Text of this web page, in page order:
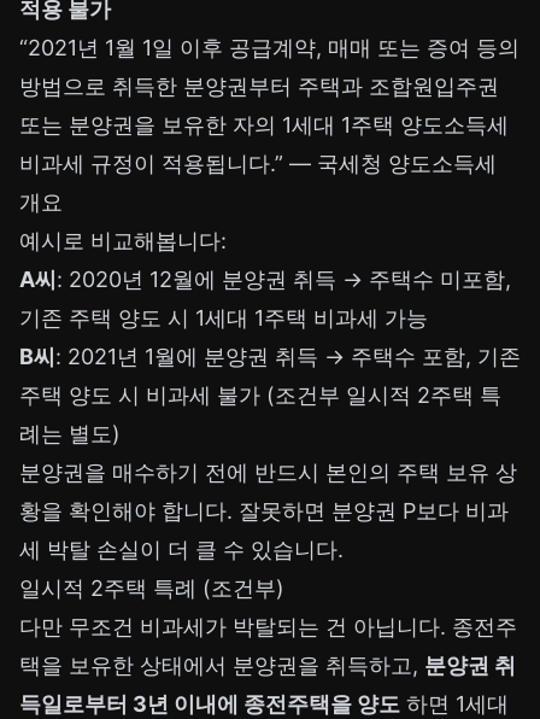
적용 불가
“2021년 1월 1일 이후 공급계약, 매매 또는 증여 등의
방법으로 취득한 분양권부터 주택과 조합원입주권
또는 분양권을 보유한 자의 1세대 1주택 양도소득세
비과세 규정이 적용됩니다.” — 국세청 양도소득세
개요
예시로 비교해봅니다:
A씨 : 2020년 12월에 분양권 취득 → 주택수 미포함,
기존 주택 양도 시 1세대 1주택 비과세 가능
B씨 : 2021년 1월에 분양권 취득 → 주택수 포함, 기존
주택 양도 시 비과세 불가 (조건부 일시적 2주택 특
례는 별도)
분양권을 매수하기 전에 반드시 본인의 주택 보유 상
황을 확인해야 합니다. 잘못하면 분양권 P보다 비과
세 박탈 손실이 더 클 수 있습니다.
일시적 2주택 특례 (조건부)
다만 무조건 비과세가 박탈되는 건 아닙니다. 종전주
택을 보유한 상태에서 분양권을 취득하고, 분양권 취
득일로부터 3년 이내에 종전주택을 양도 하면 1세대